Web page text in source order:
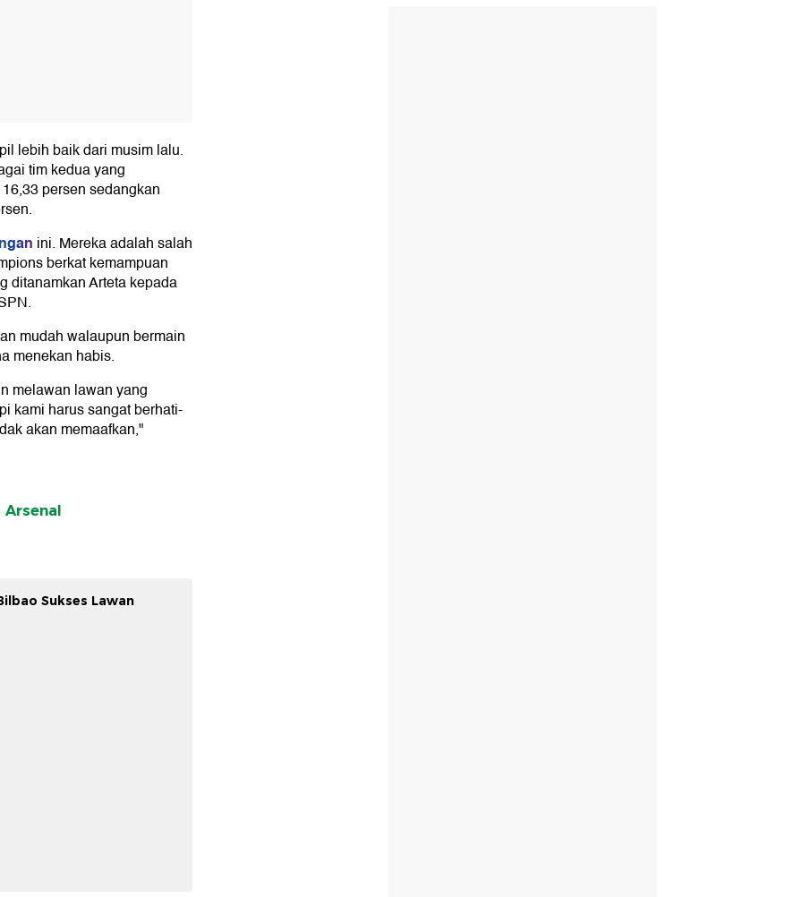
lebih baik dari musim lalu.
tim kedua yang
persen sedangkan
ini. Mereka adalah salah
berkat kemampuan
ditanamkan Arteta kepada
mudah walaupun bermain
menekan habis.
melawan lawan yang
kami harus sangat berhati-
akan memaafkan,"
Sukses Lawan